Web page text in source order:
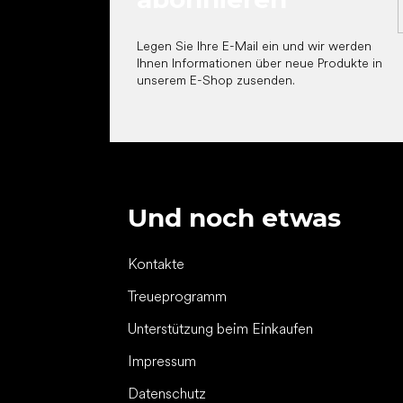
Legen Sie Ihre E-Mail ein und wir werden
Ihnen Informationen über neue Produkte in
unserem E-Shop zusenden.
Und noch etwas
Kontakte
Treueprogramm
Unterstützung beim Einkaufen
Impressum
Datenschutz